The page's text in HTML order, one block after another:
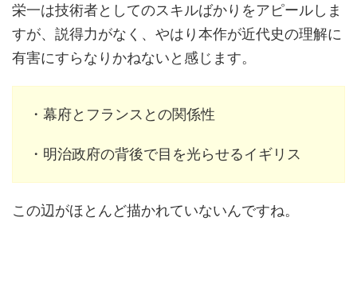
栄一は技術者としてのスキルばかりをアピールしま
すが、説得力がなく、やはり本作が近代史の理解に
有害にすらなりかねないと感じます。
・幕府とフランスとの関係性
・明治政府の背後で目を光らせるイギリス
この辺がほとんど描かれていないんですね。